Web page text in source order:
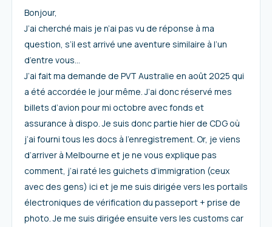
Bonjour,
J’ai cherché mais je n’ai pas vu de réponse à ma
question, s’il est arrivé une aventure similaire à l’un
d’entre vous…
J’ai fait ma demande de PVT Australie en août 2025 qui
a été accordée le jour même. J’ai donc réservé mes
billets d’avion pour mi octobre avec fonds et
assurance à dispo. Je suis donc partie hier de CDG où
j’ai fourni tous les docs à l’enregistrement. Or, je viens
d’arriver à Melbourne et je ne vous explique pas
comment, j’ai raté les guichets d’immigration (ceux
avec des gens) ici et je me suis dirigée vers les portails
électroniques de vérification du passeport + prise de
photo. Je me suis dirigée ensuite vers les customs car